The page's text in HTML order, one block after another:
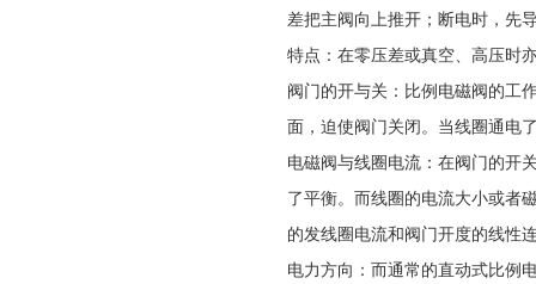
差把主阀向上推开；断电时，先
特点：在零压差或真空、高压时
阀门的开与关：比例电磁阀的工
面，迫使阀门关闭。当线圈通电
电磁阀与线圈电流：在阀门的开
了平衡。而线圈的电流大小或者
的发线圈电流和阀门开度的线性
电力方向：而通常的直动式比例